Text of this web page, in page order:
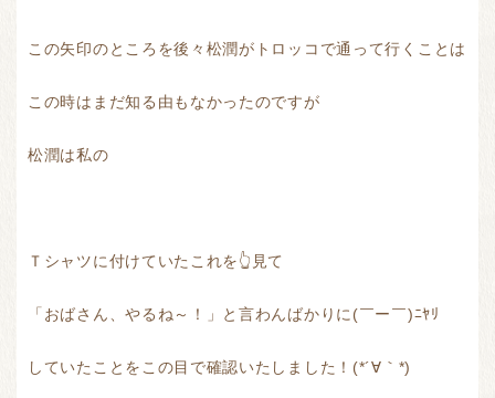
この矢印のところを後々松潤がトロッコで通って行くことは
この時はまだ知る由もなかったのですが
松潤は私の
Ｔシャツに付けていたこれを👆見て
「おばさん、やるね～！」と言わんばかりに(￣ー￣)ﾆﾔﾘ
していたことをこの目で確認いたしました！(*´∀｀*)